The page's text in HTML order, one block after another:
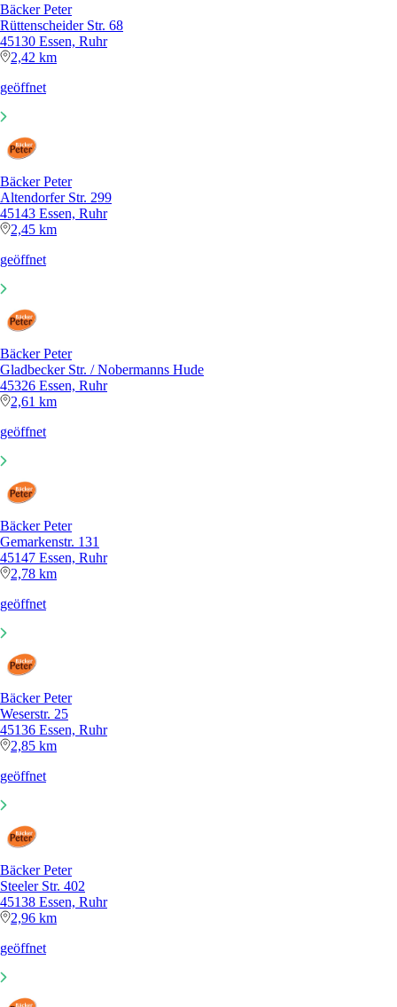
Bäcker Peter
Rüttenscheider Str. 68
45130 Essen, Ruhr
2,42 km
geöffnet
Bäcker Peter
Altendorfer Str. 299
45143 Essen, Ruhr
2,45 km
geöffnet
Bäcker Peter
Gladbecker Str. / Nobermanns Hude
45326 Essen, Ruhr
2,61 km
geöffnet
Bäcker Peter
Gemarkenstr. 131
45147 Essen, Ruhr
2,78 km
geöffnet
Bäcker Peter
Weserstr. 25
45136 Essen, Ruhr
2,85 km
geöffnet
Bäcker Peter
Steeler Str. 402
45138 Essen, Ruhr
2,96 km
geöffnet